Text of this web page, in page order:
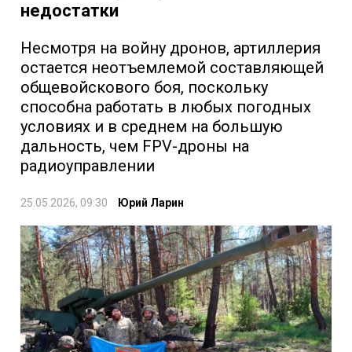
недостатки
Несмотря на войну дронов, артиллерия
остается неотъемлемой составляющей
общевойскового боя, поскольку
способна работать в любых погодных
условиях и в среднем на большую
дальность, чем FPV-дроны на
радиоуправлении
25.05.2026, 09:30 Юрий Ларин